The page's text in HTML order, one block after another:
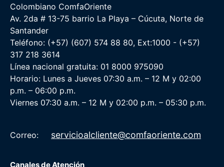
Colombiano ComfaOriente
Av. 2da # 13-75 barrio La Playa – Cúcuta, Norte de
Santander
Teléfono: (+57) (607) 574 88 80, Ext:1000 - (+57)
317 218 3614
Línea nacional gratuita: 01 8000 975090
Horario: Lunes a Jueves 07:30 a.m. – 12 M y 02:00
p.m. – 06:00 p.m.
Viernes 07:30 a.m. – 12 M y 02:00 p.m. – 05:30 p.m.
Correo: servicioalcliente@comfaoriente.com
Canales de Atención